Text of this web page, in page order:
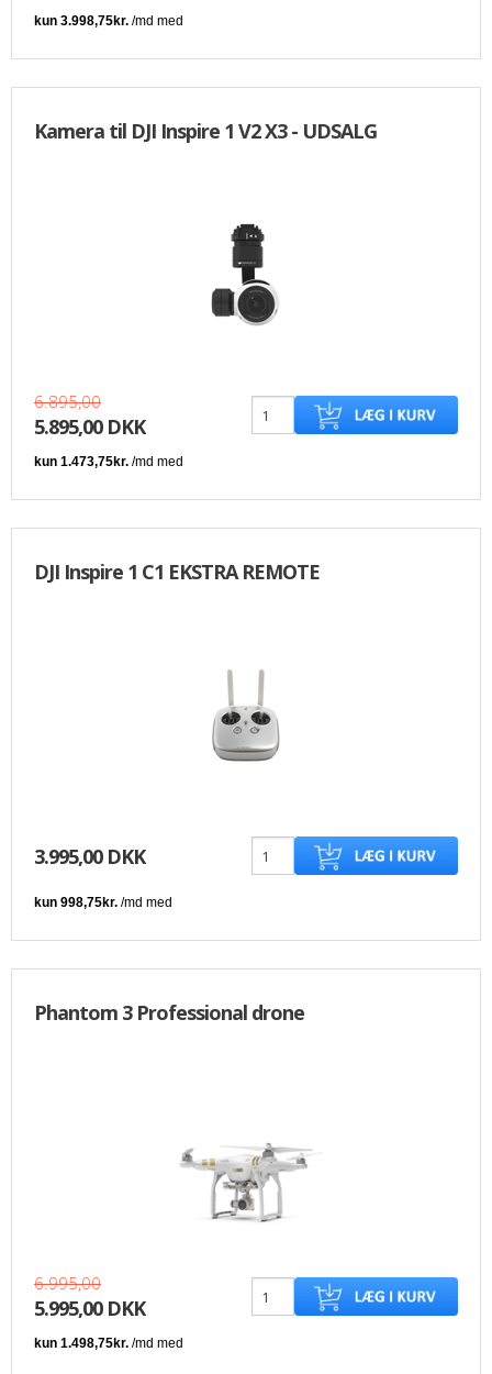
Kamera til DJI Inspire 1 V2 X3 - UDSALG
6.895,00
5.895,00 DKK
DJI Inspire 1 C1 EKSTRA REMOTE
3.995,00 DKK
Phantom 3 Professional drone
6.995,00
5.995,00 DKK